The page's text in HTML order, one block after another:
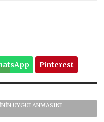
Pinterest
UYGULANMASINI